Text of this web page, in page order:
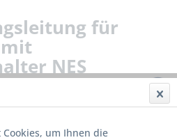
für
NES
um Ihnen die